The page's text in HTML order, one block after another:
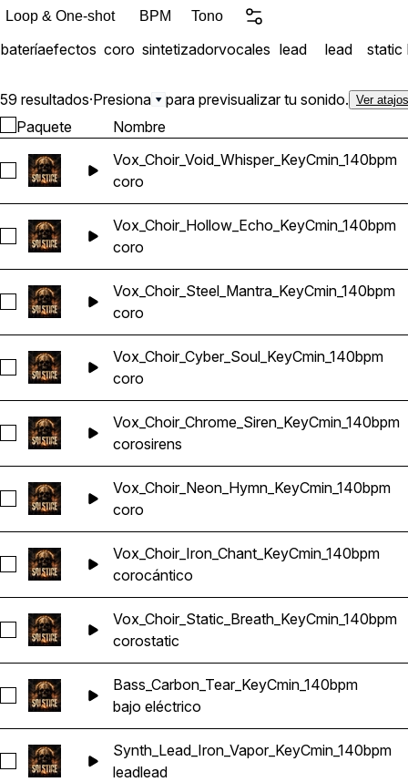
partes funcionarán juntas para crear
Eléctrico 15 loops de
loops vocales
Loop & One-shot BPM Tono
bateríaefectos coro sintetizadorvocales lead lead static
59 resultados·Presiona para previsualizar tu sonido. Ver
Paquete Nombre
Seleccionar Vox_Choir_Void_Whisper_KeyCmin_140bpm
Vox_Choir_Void_Whisper_KeyCmin_140bpm
coro
Seleccionar Vox_Choir_Hollow_Echo_KeyCmin_140bpm
Vox_Choir_Hollow_Echo_KeyCmin_140bpm
coro
Seleccionar Vox_Choir_Steel_Mantra_KeyCmin_140bpm
Vox_Choir_Steel_Mantra_KeyCmin_140bpm
coro
Seleccionar Vox_Choir_Cyber_Soul_KeyCmin_140bpm
Vox_Choir_Cyber_Soul_KeyCmin_140bpm
coro
Seleccionar Vox_Choir_Chrome_Siren_KeyCmin_140bpm
Vox_Choir_Chrome_Siren_KeyCmin_140bpm
corosirens
Seleccionar Vox_Choir_Neon_Hymn_KeyCmin_140bpm
Vox_Choir_Neon_Hymn_KeyCmin_140bpm
coro
Seleccionar Vox_Choir_Iron_Chant_KeyCmin_140bpm
Vox_Choir_Iron_Chant_KeyCmin_140bpm
corocántico
Seleccionar Vox_Choir_Static_Breath_KeyCmin_140bpm
Vox_Choir_Static_Breath_KeyCmin_140bpm
corostatic
Seleccionar Bass_Carbon_Tear_KeyCmin_140bpm
Bass_Carbon_Tear_KeyCmin_140bpm
bajo eléctrico
Seleccionar Synth_Lead_Iron_Vapor_KeyCmin_140bpm
Synth_Lead_Iron_Vapor_KeyCmin_140bpm
leadlead